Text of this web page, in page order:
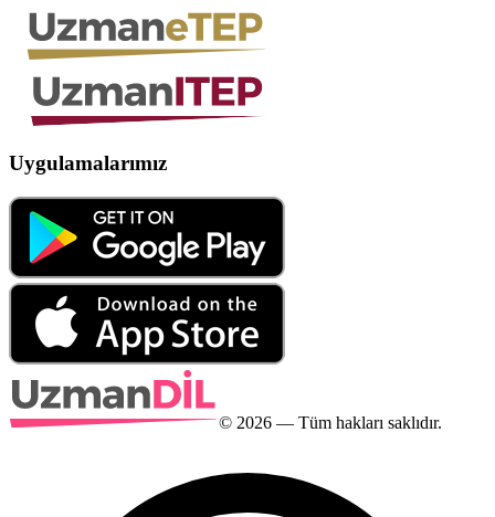
Uygulamalarımız
© 2026 — Tüm hakları saklıdır.